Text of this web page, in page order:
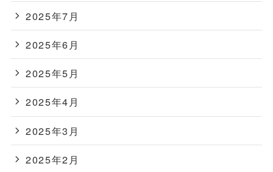
2025年7月
2025年6月
2025年5月
2025年4月
2025年3月
2025年2月